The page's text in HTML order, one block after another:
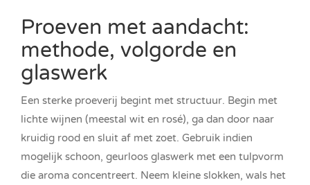
Proeven met aandacht:
methode, volgorde en
glaswerk
Een sterke proeverij begint met structuur. Begin met
lichte wijnen (meestal wit en rosé), ga dan door naar
kruidig rood en sluit af met zoet. Gebruik indien
mogelijk schoon, geurloos glaswerk met een tulpvorm
die aroma concentreert. Neem kleine slokken, wals het